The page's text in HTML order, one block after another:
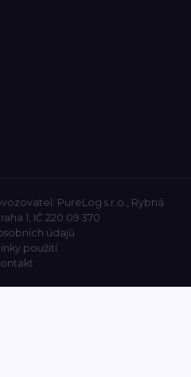
PureLog s.r.o., Rybná
1, IČ 220 09 370
údajů
použití